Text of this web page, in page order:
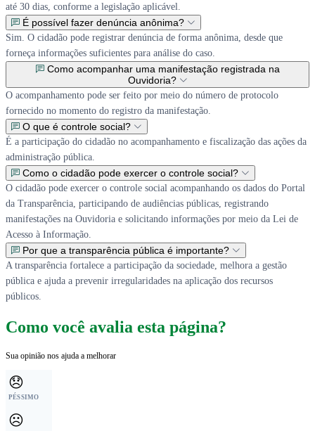
até 30 dias, conforme a legislação aplicável.
É possível fazer denúncia anônima?
Sim. O cidadão pode registrar denúncia de forma anônima, desde que
forneça informações suficientes para análise do caso.
Como acompanhar uma manifestação registrada na
Ouvidoria?
O acompanhamento pode ser feito por meio do número de protocolo
fornecido no momento do registro da manifestação.
O que é controle social?
É a participação do cidadão no acompanhamento e fiscalização das ações da
administração pública.
Como o cidadão pode exercer o controle social?
O cidadão pode exercer o controle social acompanhando os dados do Portal
da Transparência, participando de audiências públicas, registrando
manifestações na Ouvidoria e solicitando informações por meio da Lei de
Acesso à Informação.
Por que a transparência pública é importante?
A transparência fortalece a participação da sociedade, melhora a gestão
pública e ajuda a prevenir irregularidades na aplicação dos recursos
públicos.
Como você avalia esta página?
Sua opinião nos ajuda a melhorar
😞
PÉSSIMO
☹️